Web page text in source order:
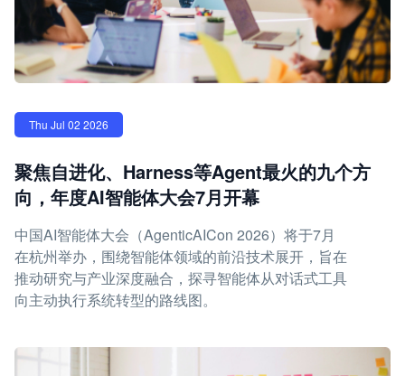
Thu Jul 02 2026
聚焦自进化、Harness等Agent最火的九个方
向，年度AI智能体大会7月开幕
中国AI智能体大会（AgenticAICon 2026）将于7月
在杭州举办，围绕智能体领域的前沿技术展开，旨在
推动研究与产业深度融合，探寻智能体从对话式工具
向主动执行系统转型的路线图。